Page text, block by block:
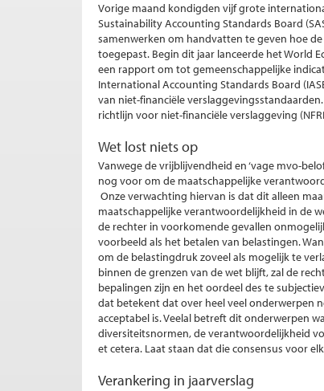
Vorige maand kondigden vijf grote
Sustainability Accounting Standards Board
samenwerken om handvatten te geven hoe
toegepast. Begin dit jaar lanceerde het World
een rapport om tot gemeenschappelijke
International Accounting Standards Board
van niet-financiële
richtlijn voor niet-financiële verslaggeving
Wet lost niets op
Vanwege de vrijblijvendheid en ‘vage mvo-
nog voor om de maatschappelijke
Onze verwachting hiervan is dat dit alleen
maatschappelijke verantwoordelijkheid in de
de rechter in voorkomende gevallen
voorbeeld als het betalen van belastingen.
om de belastingdruk zoveel als mogelijk te
binnen de grenzen van de wet blijft, zal de
bepalingen zijn en het oordeel des te
dat betekent dat over heel veel onderwerpen
acceptabel is. Veelal betreft dit onderwerpen
diversiteitsnormen, de verantwoordelijkheid
et cetera. Laat staan dat die consensus voor
Verankering in jaarverslag